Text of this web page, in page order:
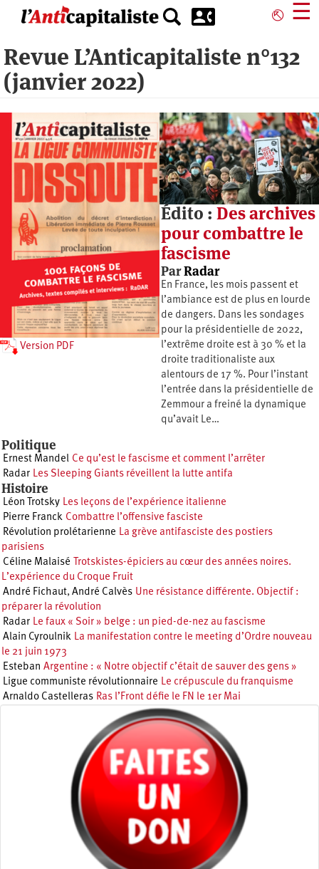
principal
⎋ ☰
Revue L’Anticapitaliste n°132
(janvier 2022)
Édito : Des archives
pour combattre le
fascisme
ParRadar
En France, les mois passent et
l’ambiance est de plus en lourde
de dangers. Dans les sondages
pour la présidentielle de 2022,
l’extrême droite est à 30 % et la
droite traditionaliste aux
alentours de 17 %. Pour l’instant
l’entrée dans la présidentielle de
Zemmour a freiné la dynamique
qu’avait Le…
Version PDF
Politique
Ernest Mandel Ce qu’est le fascisme et comment l’arrêter
Radar Les Sleeping Giants réveillent la lutte antifa
Histoire
Léon Trotsky Les leçons de l’expérience italienne
Pierre Franck Combattre l’offensive fasciste
Révolution prolétarienne La grève antifasciste des postiers
parisiens
Céline Malaisé Trotskistes-épiciers au cœur des années noires.
L’expérience du Croque Fruit
André Fichaut, André Calvès Une résistance différente. Objectif :
préparer la révolution
Radar Le faux « Soir » belge : un pied-de-nez au fascisme
Alain Cyroulnik La manifestation contre le meeting d’Ordre nouveau
le 21 juin 1973
Esteban Argentine : « Notre objectif c’était de sauver des gens »
Ligue communiste révolutionnaire Le crépuscule du franquisme
Arnaldo Castelleras Ras l’Front défie le FN le 1er Mai